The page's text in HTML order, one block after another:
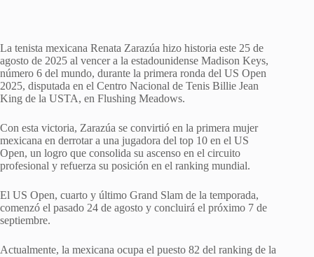
La tenista mexicana Renata Zarazúa hizo historia este 25 de
agosto de 2025 al vencer a la estadounidense Madison Keys,
número 6 del mundo, durante la primera ronda del US Open
2025, disputada en el Centro Nacional de Tenis Billie Jean
King de la USTA, en Flushing Meadows.
Con esta victoria, Zarazúa se convirtió en la primera mujer
mexicana en derrotar a una jugadora del top 10 en el US
Open, un logro que consolida su ascenso en el circuito
profesional y refuerza su posición en el ranking mundial.
El US Open, cuarto y último Grand Slam de la temporada,
comenzó el pasado 24 de agosto y concluirá el próximo 7 de
septiembre.
Actualmente, la mexicana ocupa el puesto 82 del ranking de la